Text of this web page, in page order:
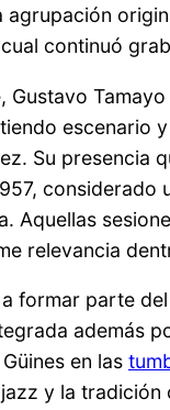
agrupación
continuó
Gustavo
escenario
Su presencia
considerado
Aquellas
relevancia
formar parte del
además
en las
y la